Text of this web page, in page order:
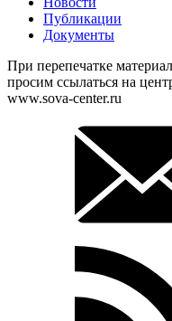
Публикации
Документы
При перепечатке
просим ссылаться на
www.sova-center.ru